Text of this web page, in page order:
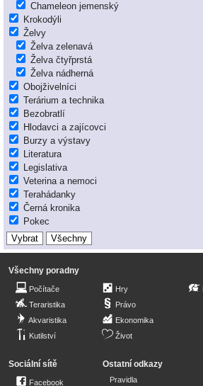
Chameleon jemenský
Krokodýli
Želvy
Želva zelenavá
Želva čtyřprstá
Želva nádherná
Obojživelníci
Terárium a technika
Bezobratlí
Hlodavci a zajícovci
Burzy a výstavy
Literatura
Legislativa
Veterina a nemoci
Terahádanky
Černá kronika
Pokec
Všechny poradny
Počítače
Teraristika
Akvaristika
Kutilství
Hry
Právo
Ekonomika
Život
Sociální sítě
Facebook
Ostatní odkazy
Pravidla